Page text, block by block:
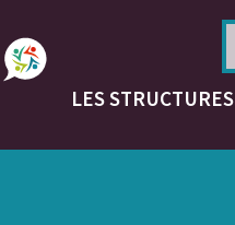
LES STRUCTURES